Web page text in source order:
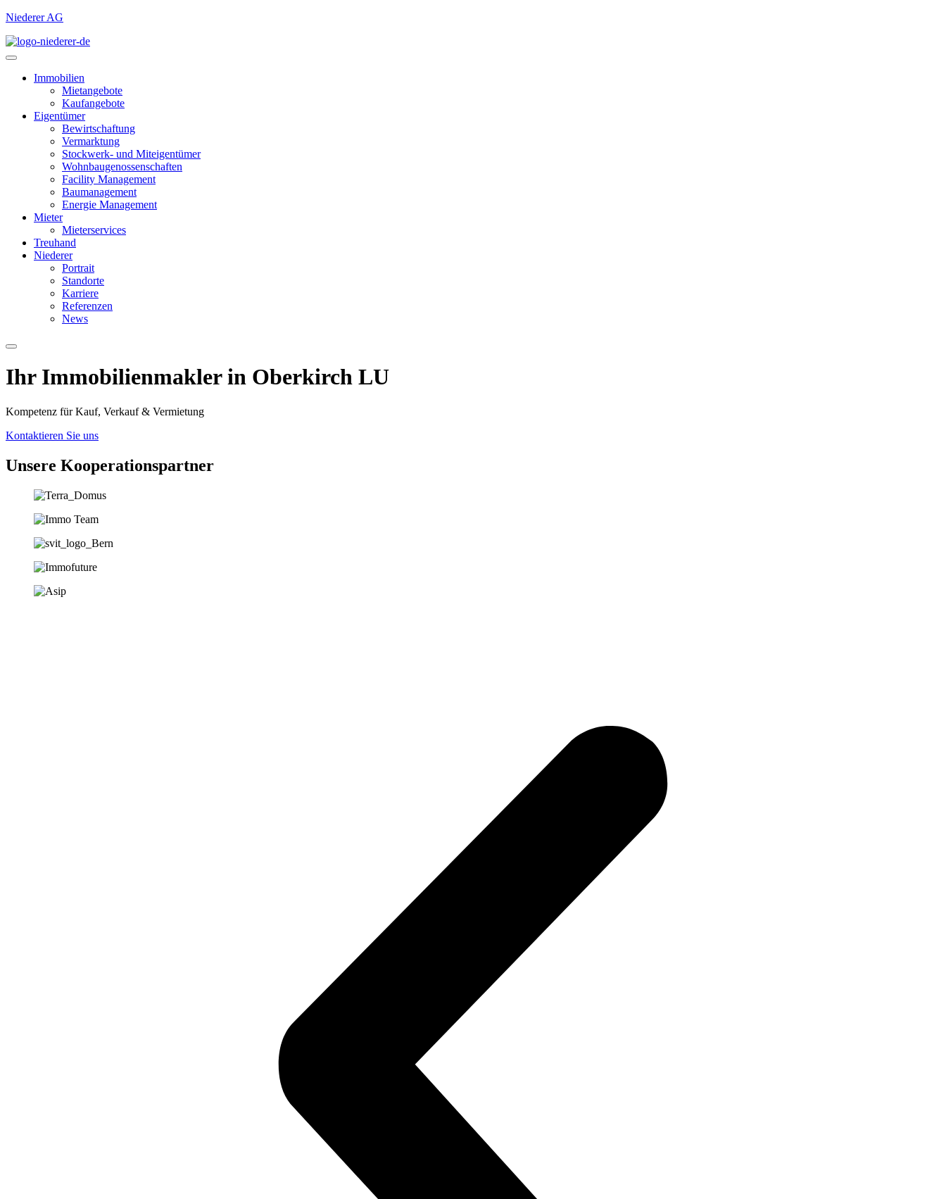
Niederer AG
Immobilien
Mietangebote
Kaufangebote
Eigentümer
Bewirtschaftung
Vermarktung
Stockwerk- und Miteigentümer
Wohnbaugenossenschaften
Facility Management
Baumanagement
Energie Management
Mieter
Mieterservices
Treuhand
Niederer
Portrait
Standorte
Karriere
Referenzen
News
Ihr Immobilien­­­makler in Oberkirch LU
Kompetenz für Kauf, Verkauf & Vermietung
Kontaktieren Sie uns
Unsere Koopera­tions­partner